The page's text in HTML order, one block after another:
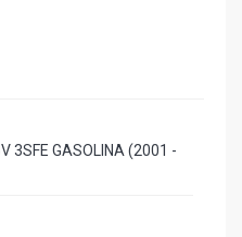
3SFE GASOLINA (2001 -